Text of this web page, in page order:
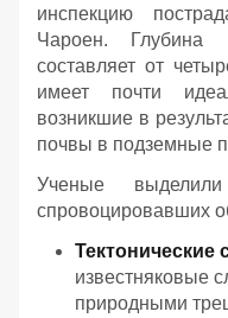
инспекцию
Чароен.
составляет от
имеет почти
возникшие в
почвы в подземные
Ученые
спровоцировавших
Тектонические
известняковые
природными